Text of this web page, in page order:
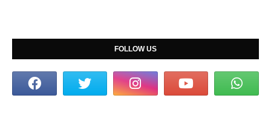
FOLLOW US